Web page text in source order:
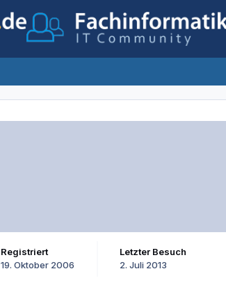
Registriert
19. Oktober 2006
Letzter Besuch
2. Juli 2013